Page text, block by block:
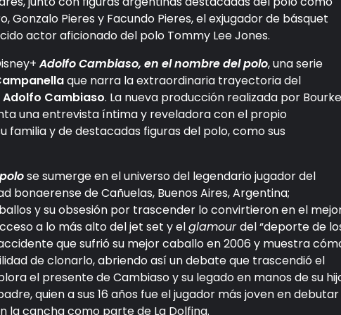
Gonzalo Pieres y Facundo Pieres, el exjugador de básquet
actor aficionado del polo Tommy Lee Jones.
AdolfoCambiaso, en el nombre del polo, una serie
que narra la extraordinaria trayectoria del
Adolfo Cambiaso. La nueva producción realizada por
una entrevista íntima y reveladora con el propio
familia y de destacadas figuras del polo, como sus
se sumerge en el universo del legendario jugador del
bonaerense de Cañuelas, Buenos Aires, Argentina;
y su obsesión por trascender lo convirtieron en el
a lo más alto del jet set y elglamourdel “deporte de
que sufrió su mejor caballo en 2006 y muestra
de clonarlo, abriendo así un debate que trascendió el
el presente de Cambiaso y su legado en manos de su
quien a sus 16 años fue el jugador más joven en debutar
la cancha como parte de La Dolfina.